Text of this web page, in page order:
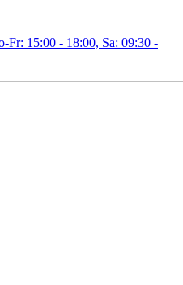
Fr: 15:00 - 18:00, Sa: 09:30 -